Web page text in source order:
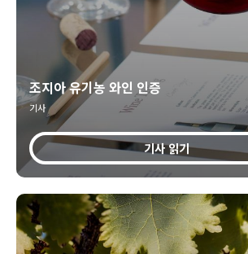
조지아 유기농 와인 인증
기사
기사 읽기